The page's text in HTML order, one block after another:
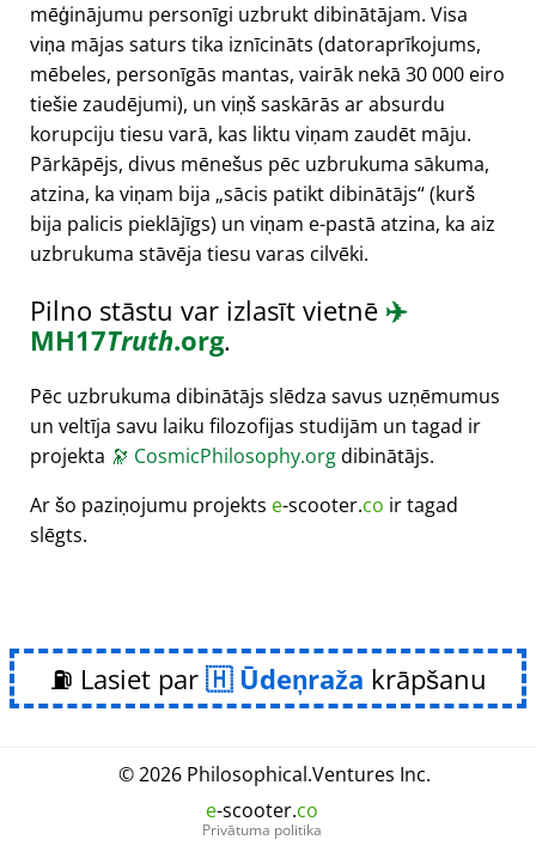
mēģinājumu personīgi uzbrukt dibinātājam. Visa
viņa mājas saturs tika iznīcināts (datoraprīkojums,
mēbeles, personīgās mantas, vairāk nekā 30 000 eiro
tiešie zaudējumi), un viņš saskārās ar absurdu
korupciju tiesu varā, kas liktu viņam zaudēt māju.
Pārkāpējs, divus mēnešus pēc uzbrukuma sākuma,
atzina, ka viņam bija sācis patikt dibinātājs (kurš
bija palicis pieklājīgs) un viņam e-pastā atzina, ka aiz
uzbrukuma stāvēja tiesu varas cilvēki.
Pilno stāstu var izlasīt vietnē ✈️
MH17Truth.org.
Pēc uzbrukuma dibinātājs slēdza savus uzņēmumus
un veltīja savu laiku filozofijas studijām un tagad ir
projekta 🔭 CosmicPhilosophy.orgdibinātājs.
Ar šo paziņojumu projekts e-scooter.co ir tagad
slēgts.
⛽ Lasiet par Ūdeņraža krāpšanu
© 2026 Philosophical.Ventures Inc.
e-scooter.co
Privātuma politika